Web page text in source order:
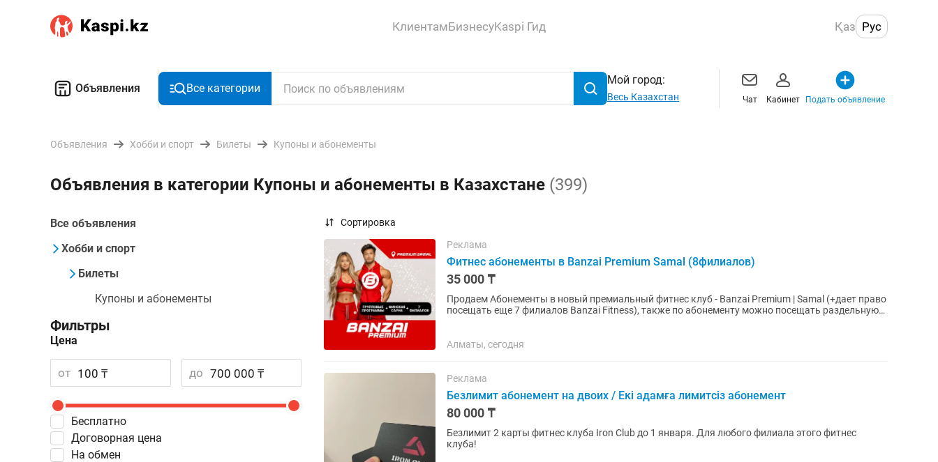
КлиентамБизнесуKaspi Гид Қаз Рус
Объявления Все категории
Мой город:
Весь Казахстан Чат Кабинет Подать объявление
Объявления Хобби и спорт Билеты Купоны и абонементы
Объявления в категории Купоны и абонементы в Казахстане (399)
Все объявления
Хобби и спорт
Билеты
Купоны и абонементы
Фильтры
Цена
от до
Бесплатно
Договорная цена
На обмен
Сортировка
Реклама
Фитнес абонементы в Banzai Premium Samal (8филиалов)
35 000 ₸
Продаем Абонементы в новый премиальный фитнес клуб - Banzai Premium | Samal (+дает право
посещать еще 7 филиалов Banzai Fitness), также по абонементу можно посещать раздельную
Алматы, сегодня
Реклама
Безлимит абонемент на двоих / Екі адамға лимитсіз абонемент
80 000 ₸
Безлимит 2 карты фитнес клуба Iron Club до 1 января. Для любого филиала этого фитнес
клуба!